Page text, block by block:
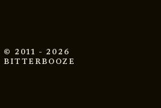
© 2011 - 2026
BITTERBOOZE